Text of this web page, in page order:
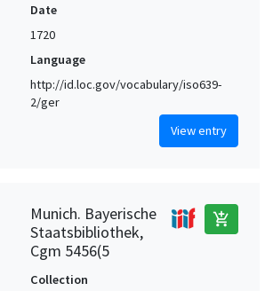
Date
1720
Language
http://id.loc.gov/vocabulary/iso639-
2/ger
View entry
Munich. Bayerische
Staatsbibliothek,
Cgm 5456(5
add_shopping_cart
Collection